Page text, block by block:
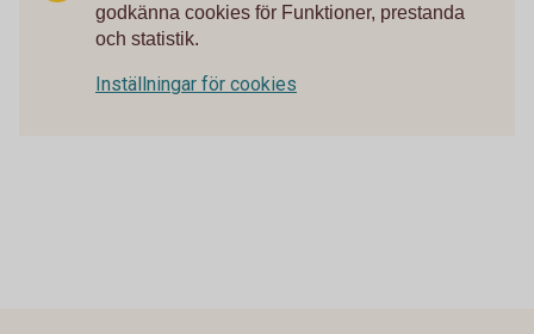
godkänna cookies för Funktioner, prestanda
och statistik.
Inställningar för cookies